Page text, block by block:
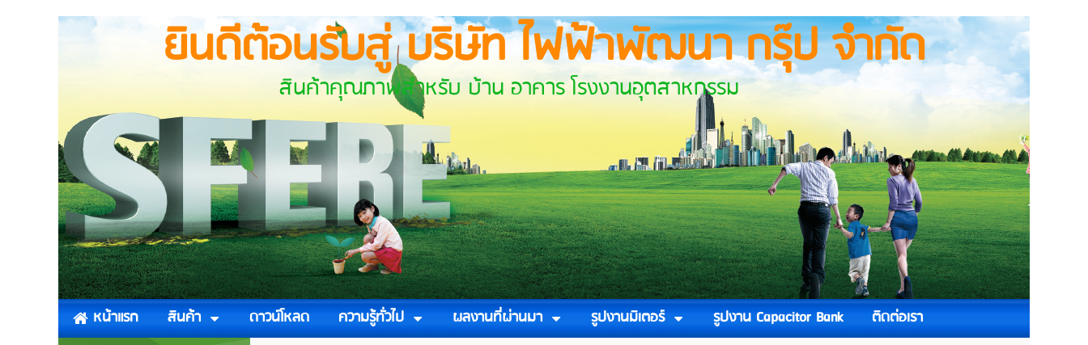
ยินดีต้อนรับสู่ บริษัท ไฟฟ้าพัฒนา กรุ๊ป จำกัด
สินค้าคุณภาพสำหรับ บ้าน อาคาร โรงงานอุตสาหกรรม
หน้าแรก สินค้า ดาวน์โหลด ความรู้ทั่วไป ผลงานที่ผ่านมา รูปงานมิเตอร์ รูปงาน Capacitor Bank
ติดต่อเรา